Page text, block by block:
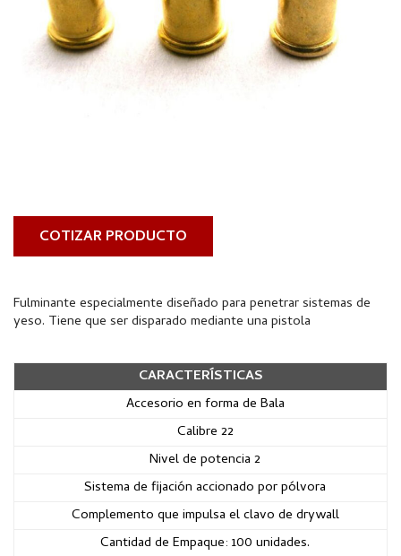
COTIZAR PRODUCTO
Fulminante especialmente diseñado para penetrar sistemas de
yeso. Tiene que ser disparado mediante una pistola
CARACTERÍSTICAS
Accesorio en forma de Bala
Calibre 22
Nivel de potencia 2
Sistema de fijación accionado por pólvora
Complemento que impulsa el clavo de drywall
Cantidad de Empaque: 100 unidades.